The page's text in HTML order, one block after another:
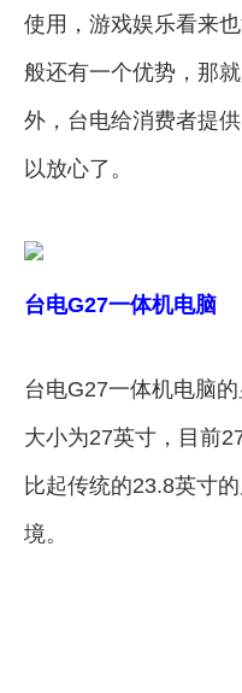
使用，游戏娱乐看来
般还有一个优势，那
外，台电给消费者提
以放心了。
台电G27一体机电脑
台电G27一体机电脑
大小为27英寸，目前
比起传统的23.8英寸
境。